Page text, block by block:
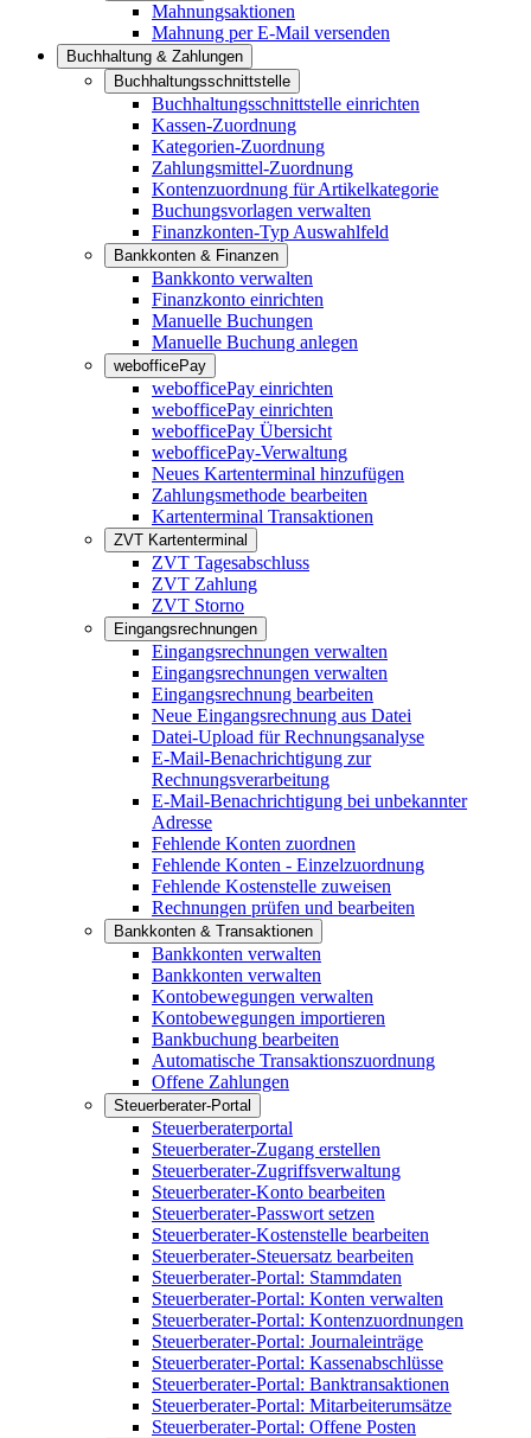
Mahnungsaktionen
Mahnung per E-Mail versenden
Buchhaltung & Zahlungen
Buchhaltungsschnittstelle
Buchhaltungsschnittstelle einrichten
Kassen-Zuordnung
Kategorien-Zuordnung
Zahlungsmittel-Zuordnung
Kontenzuordnung für Artikelkategorie
Buchungsvorlagen verwalten
Finanzkonten-Typ Auswahlfeld
Bankkonten & Finanzen
Bankkonto verwalten
Finanzkonto einrichten
Manuelle Buchungen
Manuelle Buchung anlegen
webofficePay
webofficePay einrichten
webofficePay einrichten
webofficePay Übersicht
webofficePay-Verwaltung
Neues Kartenterminal hinzufügen
Zahlungsmethode bearbeiten
Kartenterminal Transaktionen
ZVT Kartenterminal
ZVT Tagesabschluss
ZVT Zahlung
ZVT Storno
Eingangsrechnungen
Eingangsrechnungen verwalten
Eingangsrechnungen verwalten
Eingangsrechnung bearbeiten
Neue Eingangsrechnung aus Datei
Datei-Upload für Rechnungsanalyse
E-Mail-Benachrichtigung zur
Rechnungsverarbeitung
E-Mail-Benachrichtigung bei unbekannter
Adresse
Fehlende Konten zuordnen
Fehlende Konten - Einzelzuordnung
Fehlende Kostenstelle zuweisen
Rechnungen prüfen und bearbeiten
Bankkonten & Transaktionen
Bankkonten verwalten
Bankkonten verwalten
Kontobewegungen verwalten
Kontobewegungen importieren
Bankbuchung bearbeiten
Automatische Transaktionszuordnung
Offene Zahlungen
Steuerberater-Portal
Steuerberaterportal
Steuerberater-Zugang erstellen
Steuerberater-Zugriffsverwaltung
Steuerberater-Konto bearbeiten
Steuerberater-Passwort setzen
Steuerberater-Kostenstelle bearbeiten
Steuerberater-Steuersatz bearbeiten
Steuerberater-Portal: Stammdaten
Steuerberater-Portal: Konten verwalten
Steuerberater-Portal: Kontenzuordnungen
Steuerberater-Portal: Journaleinträge
Steuerberater-Portal: Kassenabschlüsse
Steuerberater-Portal: Banktransaktionen
Steuerberater-Portal: Mitarbeiterumsätze
Steuerberater-Portal: Offene Posten